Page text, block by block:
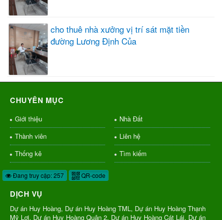
cho thuê nhà xưởng vị trí sát mặt tiền
đường Lương Định Của
CHUYÊN MỤC
Giới thiệu
Nhà Đất
Thành viên
Liên hệ
Thống kê
Tìm kiếm
Đang truy cập: 257 QR-code
DỊCH VỤ
Dự án Huy Hoàng, Dự án Huy Hoàng TML, Dự án Huy Hoàng Thạnh
Mỹ Lợi, Dự án Huy Hoàng Quận 2, Dự án Huy Hoàng Cát Lái, Dự án